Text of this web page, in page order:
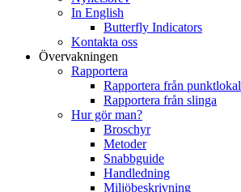
In English
Butterfly Indicators
Kontakta oss
Övervakningen
Rapportera
Rapportera från punktlokal
Rapportera från slinga
Hur gör man?
Broschyr
Metoder
Snabbguide
Handledning
Miljöbeskrivning